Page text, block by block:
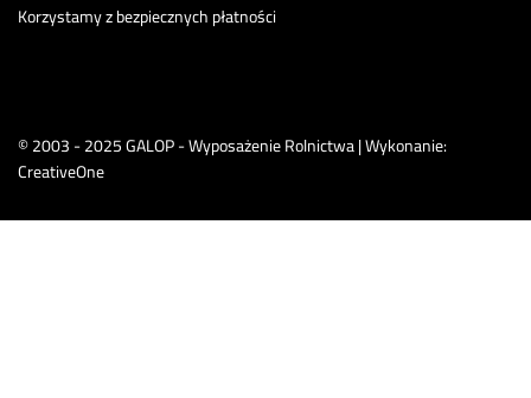
© 2003 - 2025 GALOP - Wyposażenie Rolnictwa | Wykonanie:
CreativeOne
Korzystamy z bezpiecznych płatności